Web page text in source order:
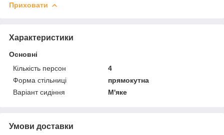
Приховати
Характеристики
Основні
Кількість персон
4
Форма стільниці
прямокутна
Варіант сидіння
М'яке
Умови доставки